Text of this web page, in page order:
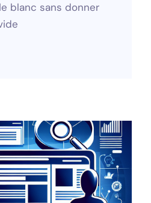
blanc sans donner